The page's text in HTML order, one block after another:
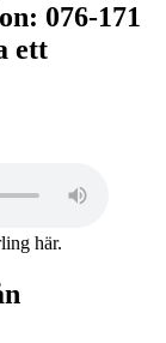
076-171
ett
här.